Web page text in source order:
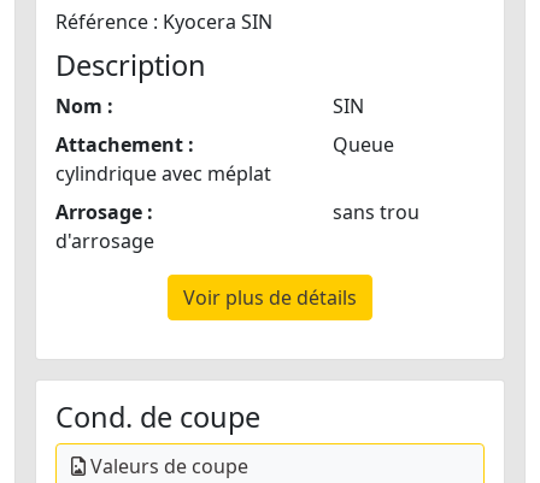
Référence : Kyocera SIN
Description
Nom :
SIN
Attachement :
Queue
cylindrique avec méplat
Arrosage :
sans trou
d'arrosage
Voir plus de détails
Cond. de coupe
Valeurs de coupe